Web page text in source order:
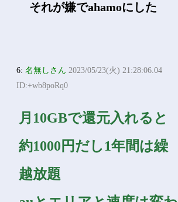
それが嫌でahamoにした
6:名無しさん 2023/05/23(火) 21:28:06.04
ID:+wb8poRq0
月10GBで還元入れると
約1000円だし1年間は繰
越放題